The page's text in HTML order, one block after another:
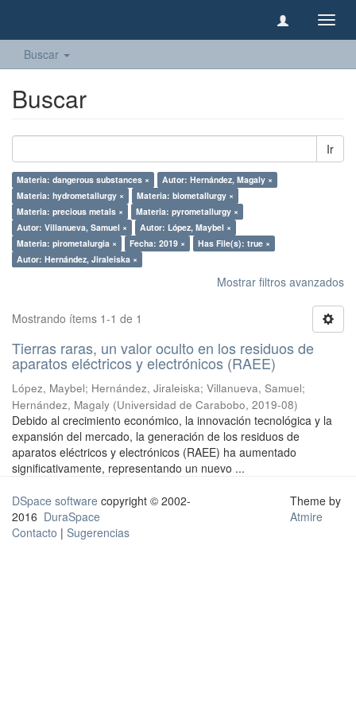
Buscar
Buscar
Ir
Materia: dangerous substances ×
Autor: Hernández, Magaly ×
Materia: hydrometallurgy ×
Materia: biometallurgy ×
Materia: precious metals ×
Materia: pyrometallurgy ×
Autor: Villanueva, Samuel ×
Autor: López, Maybel ×
Materia: pirometalurgia ×
Fecha: 2019 ×
Has File(s): true ×
Autor: Hernández, Jiraleiska ×
Mostrar filtros avanzados
Mostrando ítems 1-1 de 1
Tierras raras, un valor oculto en los residuos de
aparatos eléctricos y electrónicos (RAEE)
López, Maybel; Hernández, Jiraleiska; Villanueva, Samuel;
Hernández, Magaly (Universidad de Carabobo, 2019-08)
Debido al crecimiento económico, la innovación tecnológica y la
expansión del mercado, la generación de los residuos de
aparatos eléctricos y electrónicos (RAEE) ha aumentado
significativamente, representando un nuevo ...
DSpace software copyright © 2002-
2016 DuraSpace
Contacto | Sugerencias
Theme by
Atmire